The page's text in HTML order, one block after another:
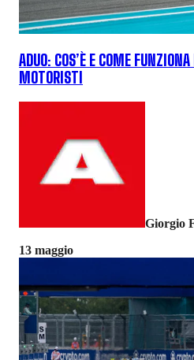
ADUO: COS’È E COME FUNZIONA
MOTORISTI
Giorgio
13 maggio